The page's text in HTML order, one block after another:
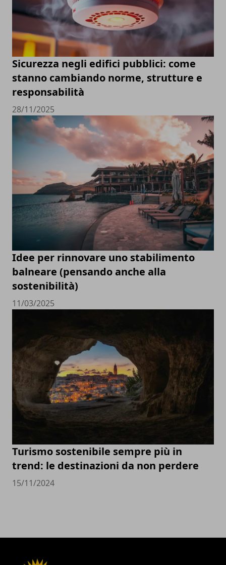
Sicurezza negli edifici pubblici: come
stanno cambiando norme, strutture e
responsabilità
28/11/2025
Idee per rinnovare uno stabilimento
balneare (pensando anche alla
sostenibilità)
11/03/2025
Turismo sostenibile sempre più in
trend: le destinazioni da non perdere
15/11/2024